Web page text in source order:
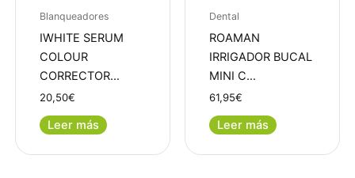
Blanqueadores
IWHITE SERUM
COLOUR
CORRECTOR…
20,50€
Leer más
Dental
ROAMAN
IRRIGADOR BUCAL
MINI C…
61,95€
Leer más